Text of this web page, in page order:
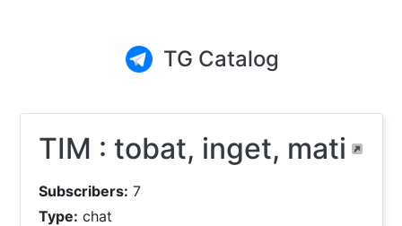
TG Catalog
TIM : tobat, inget, mati
Subscribers: 7
Type: chat